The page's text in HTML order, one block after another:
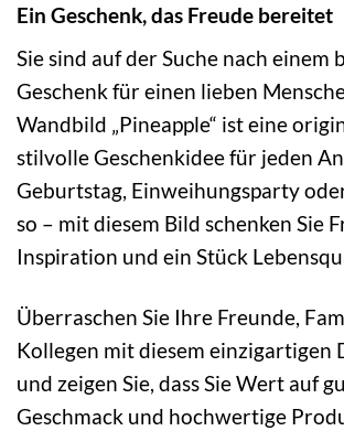
Ein Geschenk, das Freude bereitet
Sie sind auf der Suche nach einem
Geschenk für einen lieben
Wandbild „Pineapple“ ist eine
stilvolle Geschenkidee für jeden
Geburtstag, Einweihungsparty
so – mit diesem Bild schenken Sie
Inspiration und ein Stück
Überraschen Sie Ihre Freunde,
Kollegen mit diesem einzigartigen
und zeigen Sie, dass Sie Wert auf
Geschmack und hochwertige